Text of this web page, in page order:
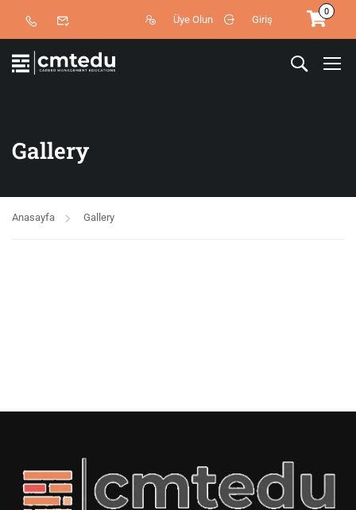
Üye Olun Giriş
0
Gallery
Anasayfa Gallery